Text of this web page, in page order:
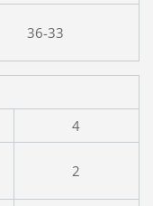
36-33
4
2